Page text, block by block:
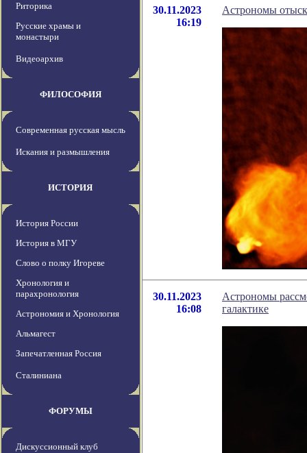
Риторика
Русские храмы и
монастыри
Видеоархив
ФИЛОСОФИЯ
Современная русская мысль
Искания и размышления
ИСТОРИЯ
История России
История в МГУ
Слово о полку Игореве
Хронология и
парахронология
Астрономия и Хронология
Альмагест
Запечатленная Россия
Сталиниана
ФОРУМЫ
Дискуссионный клуб
30.11.2023
16:19
Астрономы
30.11.2023
16:08
Астрономы
галактике